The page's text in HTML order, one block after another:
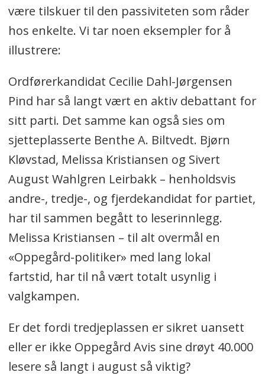
være tilskuer til den passiviteten som råder
hos enkelte. Vi tar noen eksempler for å
illustrere:
Ordførerkandidat Cecilie Dahl-Jørgensen
Pind har så langt vært en aktiv debattant for
sitt parti. Det samme kan også sies om
sjetteplasserte Benthe A. Biltvedt. Bjørn
Kløvstad, Melissa Kristiansen og Sivert
August Wahlgren Leirbakk – henholdsvis
andre-, tredje-, og fjerdekandidat for partiet,
har til sammen begått to leserinnlegg.
Melissa Kristiansen – til alt overmål en
«Oppegård-politiker» med lang lokal
fartstid, har til nå vært totalt usynlig i
valgkampen.
Er det fordi tredjeplassen er sikret uansett
eller er ikke Oppegård Avis sine drøyt 40.000
lesere så langt i august så viktig?